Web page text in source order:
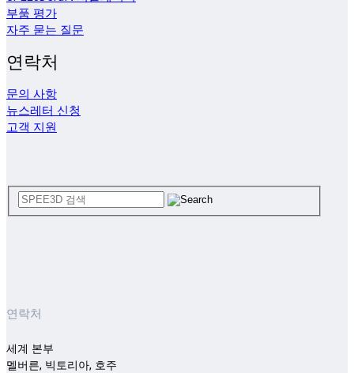
부품 평가
자주 묻는 질문
연락처
문의 사항
뉴스레터 신청
고객 지원
연락처
세계 본부
멜버른, 빅토리아, 호주